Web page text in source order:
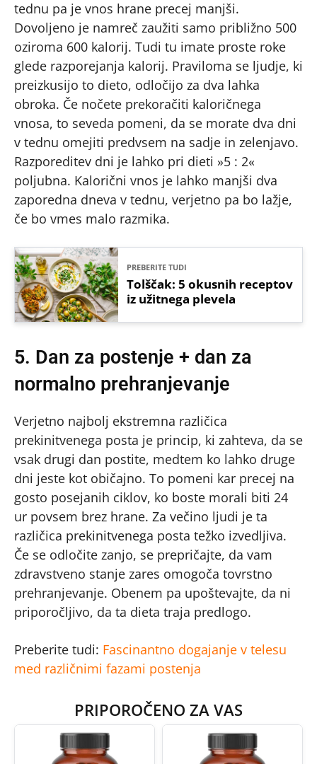
tednu pa je vnos hrane precej manjši.
Dovoljeno je namreč zaužiti samo približno 500
oziroma 600 kalorij. Tudi tu imate proste roke
glede razporejanja kalorij. Praviloma se ljudje, ki
preizkusijo to dieto, odločijo za dva lahka
obroka. Če nočete prekoračiti kaloričnega
vnosa, to seveda pomeni, da se morate dva dni
v tednu omejiti predvsem na sadje in zelenjavo.
Razporeditev dni je lahko pri dieti »5 : 2«
poljubna. Kalorični vnos je lahko manjši dva
zaporedna dneva v tednu, verjetno pa bo lažje,
če bo vmes malo razmika.
PREBERITE TUDI
Tolščak: 5 okusnih receptov
iz užitnega plevela
5. Dan za postenje + dan za
normalno prehranjevanje
Verjetno najbolj ekstremna različica
prekinitvenega posta je princip, ki zahteva, da se
vsak drugi dan postite, medtem ko lahko druge
dni jeste kot običajno. To pomeni kar precej na
gosto posejanih ciklov, ko boste morali biti 24
ur povsem brez hrane. Za večino ljudi je ta
različica prekinitvenega posta težko izvedljiva.
Če se odločite zanjo, se prepričajte, da vam
zdravstveno stanje zares omogoča tovrstno
prehranjevanje. Obenem pa upoštevajte, da ni
priporočljivo, da ta dieta traja predlogo.
Preberite tudi: Fascinantno dogajanje v telesu
med različnimi fazami postenja
PRIPOROČENO ZA VAS